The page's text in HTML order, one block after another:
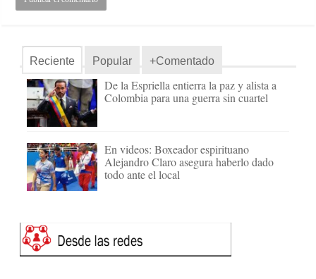
Reciente Popular +Comentado
De la Espriella entierra la paz y alista a
Colombia para una guerra sin cuartel
En videos: Boxeador espirituano
Alejandro Claro asegura haberlo dado
todo ante el local